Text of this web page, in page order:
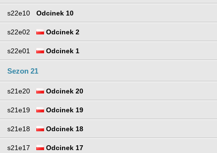
s22e10 Odcinek 10
s22e02 Odcinek 2
s22e01 Odcinek 1
Sezon 21
s21e20 Odcinek 20
s21e19 Odcinek 19
s21e18 Odcinek 18
s21e17 Odcinek 17